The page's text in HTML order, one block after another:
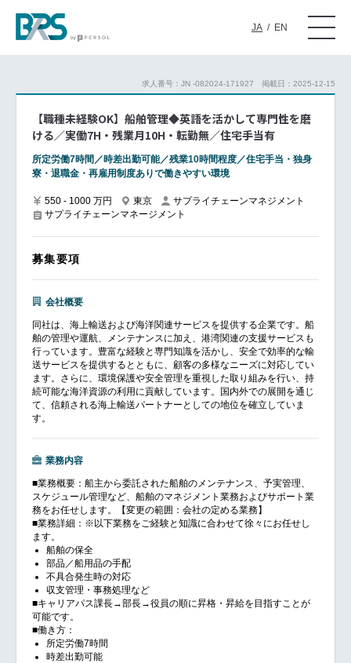
JA / EN
求人番号：JN -082024-171927 掲載日：2025-12-15
【職種未経験OK】船舶管理◆英語を活かして専門性を磨
ける／実働7H・残業月10H・転勤無／住宅手当有
所定労働7時間／時差出勤可能／残業10時間程度／住宅手当・独身
寮・退職金・再雇用制度ありで働きやすい環境
550 - 1000 万円 東京
サプライチェーンマネジメント
サプライチェーンマネージメント
募集要項
会社概要
同社は、海上輸送および海洋関連サービスを提供する企業です。船
舶の管理や運航、メンテナンスに加え、港湾関連の支援サービスも
行っています。豊富な経験と専門知識を活かし、安全で効率的な輸
送サービスを提供するとともに、顧客の多様なニーズに対応してい
ます。さらに、環境保護や安全管理を重視した取り組みを行い、持
続可能な海洋資源の利用に貢献しています。国内外での展開を通じ
て、信頼される海上輸送パートナーとしての地位を確立していま
す。
業務内容
■業務概要：船主から委託された船舶のメンテナンス、予実管理、
スケジュール管理など、船舶のマネジメント業務およびサポート業
務をお任せします。【変更の範囲：会社の定める業務】
■業務詳細：※以下業務をご経験と知識に合わせて徐々にお任せし
ます。
船舶の保全
部品／船用品の手配
不具合発生時の対応
収支管理・事務処理など
■キャリアパス課長→部長→役員の順に昇格・昇給を目指すことが
可能です。
■働き方：
所定労働7時間
時差出勤可能